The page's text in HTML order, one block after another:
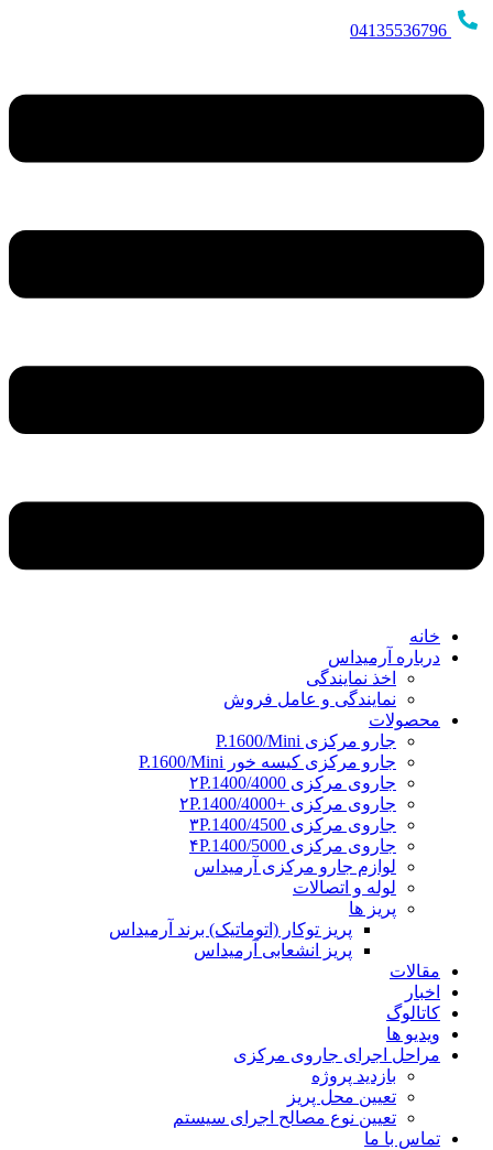
04135536796
خانه
درباره آرمیداس
اخذ نمایندگی
نمایندگی و عامل فروش
محصولات
جارو مرکزی P.1600/Mini
جارو مرکزی کیسه خور P.1600/Mini
جاروی مرکزی ۲P.1400/4000
جاروی مرکزی +۲P.1400/4000
جاروی مرکزی ۳P.1400/4500
جاروی مرکزی ۴P.1400/5000
لوازم جارو مرکزی آرمیداس
لوله و اتصالات
پریز ها
پریز توکار (اتوماتیک) برند آرمیداس
پریز انشعابی آرمیداس
مقالات
اخبار
کاتالوگ
ویدیو ها
مراحل اجرای جاروی مرکزی
بازدید پروژه
تعیین محل پریز
تعیین نوع مصالح اجرای سیستم
تماس با ما